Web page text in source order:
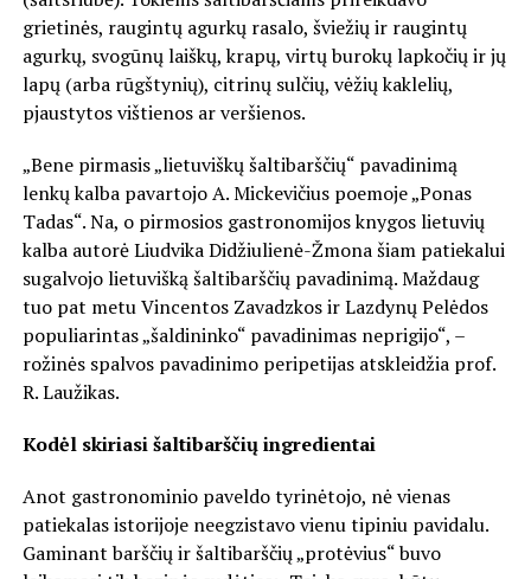
grietinės, raugintų agurkų rasalo, šviežių ir raugintų
agurkų, svogūnų laiškų, krapų, virtų burokų lapkočių ir jų
lapų (arba rūgštynių), citrinų sulčių, vėžių kaklelių,
pjaustytos vištienos ar veršienos.
„Bene pirmasis „lietuviškų šaltibarščių“ pavadinimą
lenkų kalba pavartojo A. Mickevičius poemoje „Ponas
Tadas“. Na, o pirmosios gastronomijos knygos lietuvių
kalba autorė Liudvika Didžiulienė-Žmona šiam patiekalui
sugalvojo lietuvišką šaltibarščių pavadinimą. Maždaug
tuo pat metu Vincentos Zavadzkos ir Lazdynų Pelėdos
populiarintas „šaldininko“ pavadinimas neprigijo“, –
rožinės spalvos pavadinimo peripetijas atskleidžia prof.
R. Laužikas.
Kodėl skiriasi šaltibarščių ingredientai
Anot gastronominio paveldo tyrinėtojo, nė vienas
patiekalas istorijoje neegzistavo vienu tipiniu pavidalu.
Gaminant barščių ir šaltibarščių „protėvius“ buvo